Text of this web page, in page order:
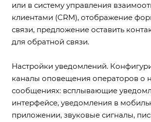
или в систему управления
клиентами (CRM), отображение
связи, предложение оставить
для обратной связи.
Настройки уведомлений.
каналы оповещения операторов о
сообщениях: всплывающие
интерфейсе, уведомления в
приложении, звуковые сигналы,